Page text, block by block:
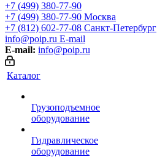
+7 (499) 380-77-90
+7 (499) 380-77-90 Москва
+7 (812) 602-77-08 Санкт-Петербург
info@poip.ru E-mail
E-mail: info@poip.ru
Каталог
Грузоподъемное
оборудование
Гидравлическое
оборудование